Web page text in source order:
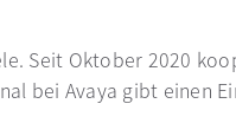
Seit Oktober 2020
bei Avaya gibt einen